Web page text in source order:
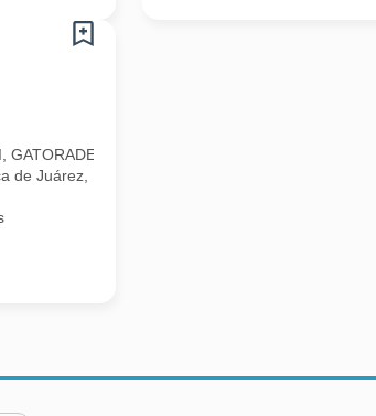
E PURA, ALPURA, LIPTON, ETC)
de Juárez,